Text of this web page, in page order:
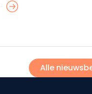
Alle